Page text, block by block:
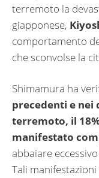
terremoto la
giapponese,
comportamento
che sconvolse la
Shimamura ha
precedenti e nei
terremoto, il
manifestato
abbaiare
Tali manifestazioni